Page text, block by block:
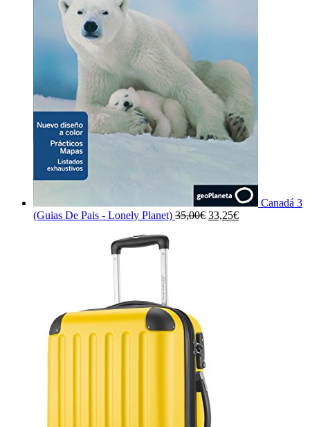
Canadá 3
(Guias De Pais - Lonely Planet) 35,00€ El
33,25€El